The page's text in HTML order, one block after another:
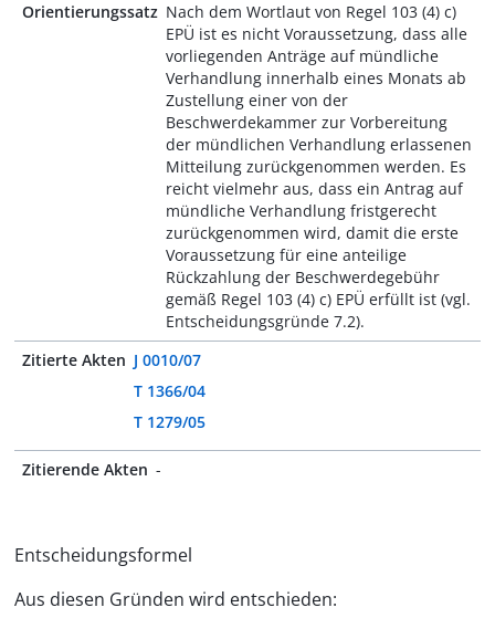
Orientierungssatz Nach dem Wortlaut von Regel 103 (4) c)
EPÜ ist es nicht Voraussetzung, dass alle
vorliegenden Anträge auf mündliche
Verhandlung innerhalb eines Monats ab
Zustellung einer von der
Beschwerdekammer zur Vorbereitung
der mündlichen Verhandlung erlassenen
Mitteilung zurückgenommen werden. Es
reicht vielmehr aus, dass ein Antrag auf
mündliche Verhandlung fristgerecht
zurückgenommen wird, damit die erste
Voraussetzung für eine anteilige
Rückzahlung der Beschwerdegebühr
gemäß Regel 103 (4) c) EPÜ erfüllt ist (vgl.
Entscheidungsgründe 7.2).
Zitierte Akten J 0010/07
T 1366/04
T 1279/05
Zitierende Akten -
Entscheidungsformel
Aus diesen Gründen wird entschieden: